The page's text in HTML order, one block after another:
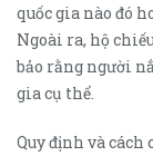
quốc gia nào đó
Ngoài ra, hộ
bảo rằng người
gia cụ thể.
Quy định và cách